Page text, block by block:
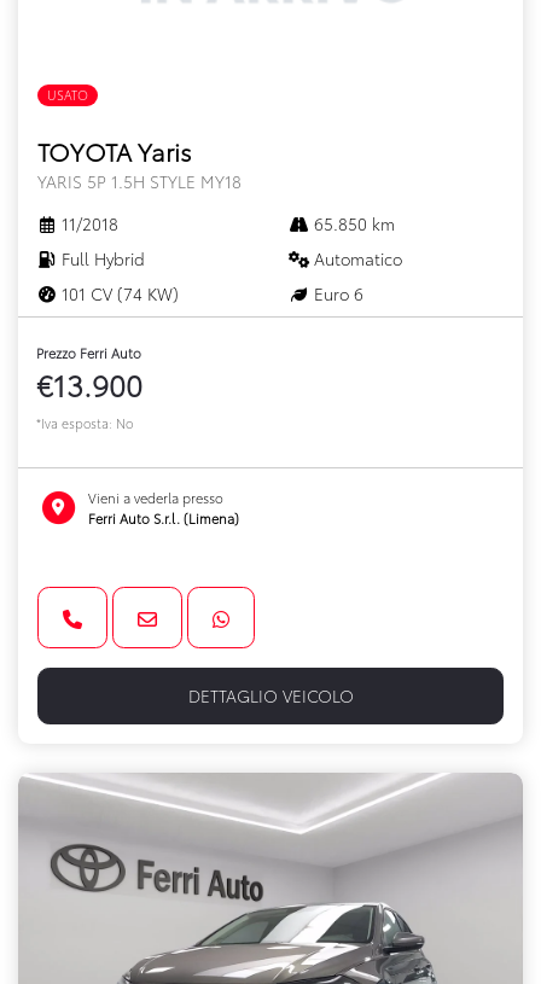
USATO
TOYOTA Yaris
YARIS 5P 1.5H STYLE MY18
11/2018
65.850 km
Full Hybrid
Automatico
101 CV (74 KW)
Euro 6
Prezzo Ferri Auto
€13.900
*Iva esposta: No
Vieni a vederla presso
Ferri Auto S.r.l. (Limena)
DETTAGLIO VEICOLO